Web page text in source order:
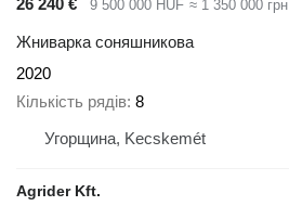
26 240 €
9 500 000 HUF ≈ 1 350 000 грн
Жниварка соняшникова
2020
Кількість рядів 8
Угорщина, Kecskemét
Agrider Kft.